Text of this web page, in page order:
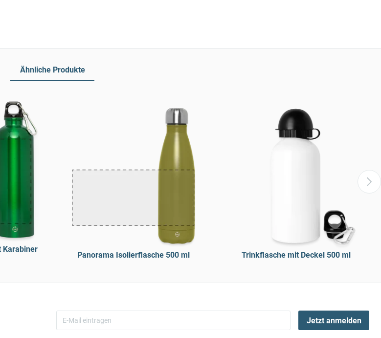
Ähnliche Produkte
Karabiner
Panorama Isolierflasche 500 ml Trinkflasche mit Deckel 500 ml
Jetzt anmelden